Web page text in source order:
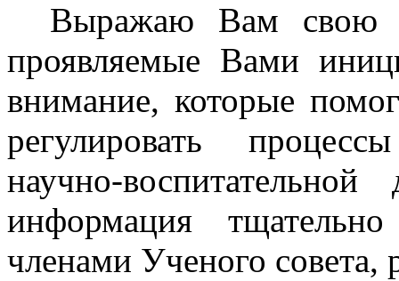
Выражаю Вам свою
проявляемые Вами
внимание, которые
регулировать
научно-
информация
членами Ученого совета,